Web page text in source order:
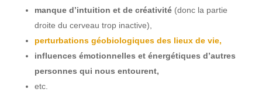
manque d’intuition et de créativité(donc la partie
droite du cerveau trop inactive),
perturbations géobiologiques des lieux de vie,
influences émotionnelles et énergétiques d’autres
personnes qui nous entourent,
etc.